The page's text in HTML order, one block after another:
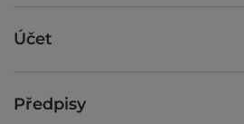
Účet
Předpisy